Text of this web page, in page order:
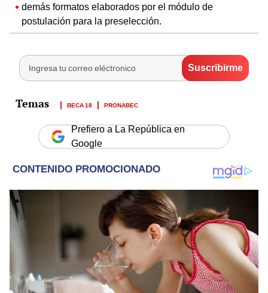
demás formatos elaborados por el módulo de
postulación para la preselección.
BECA 18 PRONABEC
Prefiero a La República en
Google